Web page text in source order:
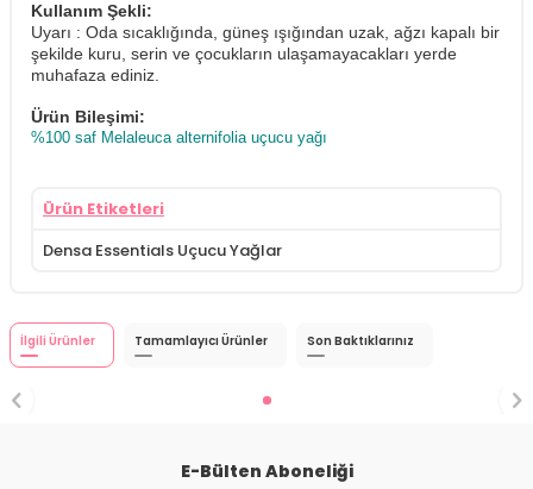
Kullanım Şekli:
Uyarı : Oda sıcaklığında, güneş ışığından uzak, ağzı kapalı bir
şekilde kuru, serin ve çocukların ulaşamayacakları yerde
muhafaza ediniz.
Ürün Bileşimi:
%100 saf Melaleuca alternifolia uçucu yağı
Ürün Etiketleri
Densa Essentials Uçucu Yağlar
İlgili Ürünler Tamamlayıcı Ürünler Son Baktıklarınız
E-Bülten Aboneliği